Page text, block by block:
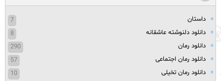
داستان
7
دانلود دلنوشته عاشقانه
8
دانلود رمان
290
دانلود رمان اجتماعی
57
دانلود رمان تخیلی
10